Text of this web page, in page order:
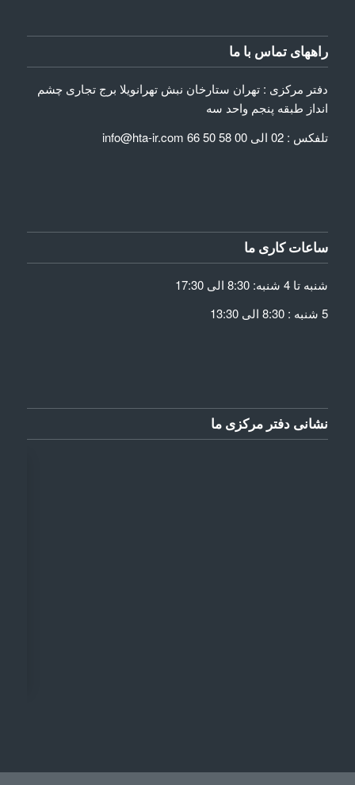
راههای تماس با ما
دفتر مرکزی : تهران ستارخان نبش تهرانویلا برج تجاری چشم
انداز طبقه پنجم واحد سه
تلفکس : 02 الی 00 58 50 66 info@hta-ir.com
ساعات کاری ما
شنبه تا 4 شنبه: 8:30 الی 17:30
5 شنبه : 8:30 الی 13:30
نشانی دفتر مرکزی ما